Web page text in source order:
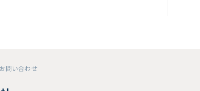
お問い合わせ